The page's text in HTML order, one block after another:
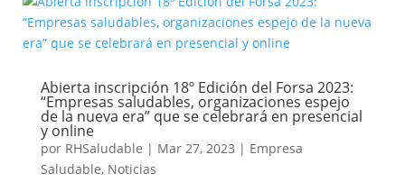
Abierta inscripción 18º Edición del Forsa 2023:
“Empresas saludables, organizaciones espejo
de la nueva era” que se celebrará en presencial
y online
por RHSaludable | Mar 27, 2023 | Empresa
Saludable, Noticias